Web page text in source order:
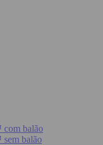
com balão
balão